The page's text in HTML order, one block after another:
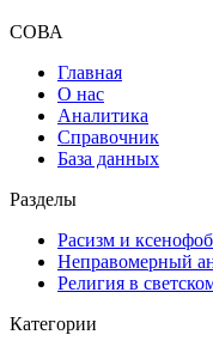
СОВА
Главная
О нас
Аналитика
Справочник
База данных
Разделы
Расизм и
Неправомерный
Религия в
Категории